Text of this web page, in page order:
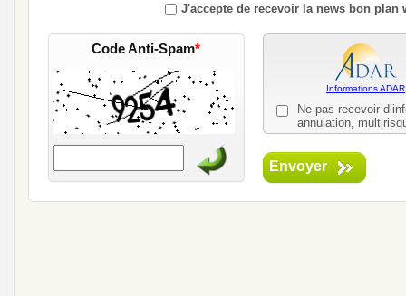
J'accepte de recevoir la news bon plan
Code Anti-Spam*
Informations ADAR
Ne pas recevoir
annulation,
Envoyer